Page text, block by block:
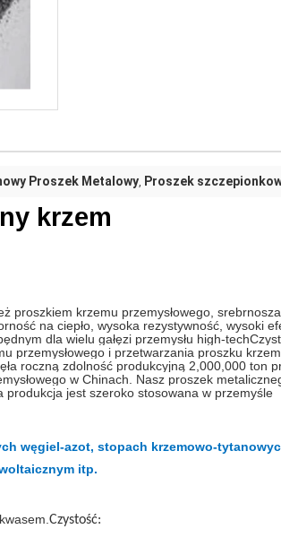
Proszek Metalowy, Proszek
krzem
proszkiem krzemu przemysłowego,
na ciepło, wysoka rezystywność, wysoki
dla wielu gałęzi przemysłu high-tech
przemysłowego i przetwarzania proszku
roczną zdolność produkcyjną 2,000,000 ton
w Chinach. Nasz proszek
produkcja jest szeroko stosowana w przemyśle
węgiel-azot, stopach krzemowo-
itp.
Czystość: